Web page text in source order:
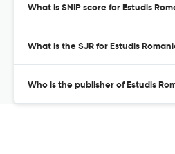
What is SNIP score for Estudis
What is the SJR for Estudis
Who is the publisher of Estudis